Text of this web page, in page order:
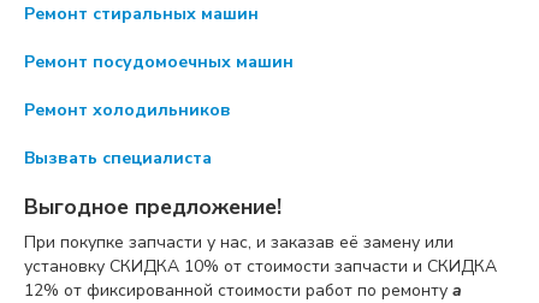
Ремонт стиральных машин
Ремонт посудомоечных машин
Ремонт холодильников
Вызвать специалиста
Выгодное предложение!
При покупке запчасти у нас, и заказав её замену или
установку СКИДКА 10% от стоимости запчасти и СКИДКА
12% от фиксированной стоимости работ по ремонту a